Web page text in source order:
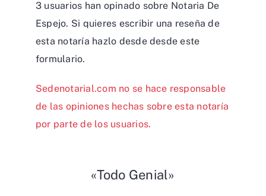
3 usuarios han opinado sobre Notaria De
Espejo. Si quieres escribir una reseña de
esta notaría hazlo desde desdeeste
formulario.
Sedenotarial.com no se hace responsable
de las opiniones hechas sobre esta notaría
por parte de los usuarios.
«Todo Genial»